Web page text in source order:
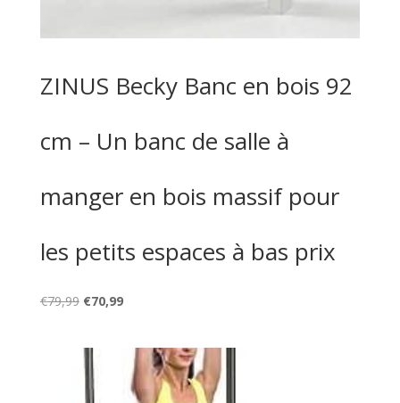
ZINUS Becky Banc en bois 92
cm – Un banc de salle à
manger en bois massif pour
les petits espaces à bas prix
€79,99 Le
était :
€79,99.
€70,99Le
est :
€70,99.